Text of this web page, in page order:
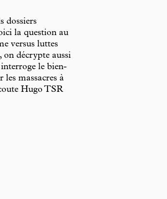
dossiers
la question au
versus luttes
on décrypte aussi
le bien-
les massacres à
Hugo TSR